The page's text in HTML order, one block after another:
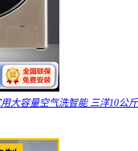
大容量空气洗智能 三洋10公斤